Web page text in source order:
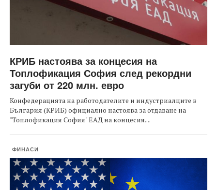
КРИБ настоява за концесия на
Топлофикация София след рекордни
загуби от 220 млн. евро
Конфедерацията на работодателите и индустриалците в
България (КРИБ) официално настоява за отдаване на
"Топлофикация София" ЕАД на концесия....
ФИНАСИ